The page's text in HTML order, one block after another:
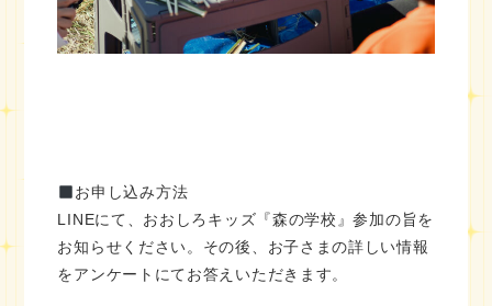
お申し込み方法
LINEにて、おおしろキッズ『森の学校』参加の旨を
お知らせください。その後、お子さまの詳しい情報
をアンケートにてお答えいただきます。